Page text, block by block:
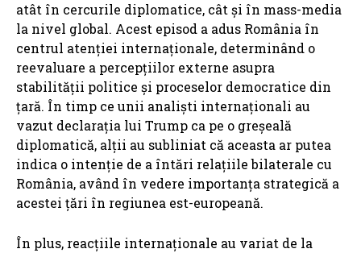
atât în cercurile diplomatice, cât și în mass-media
la nivel global. Acest episod a adus România în
centrul atenției internaționale, determinând o
reevaluare a percepțiilor externe asupra
stabilității politice și proceselor democratice din
țară. În timp ce unii analiști internaționali au
vazut declarația lui Trump ca pe o greșeală
diplomatică, alții au subliniat că aceasta ar putea
indica o intenție de a întări relațiile bilaterale cu
România, având în vedere importanța strategică a
acestei țări în regiunea est-europeană.
În plus, reacțiile internaționale au variat de la